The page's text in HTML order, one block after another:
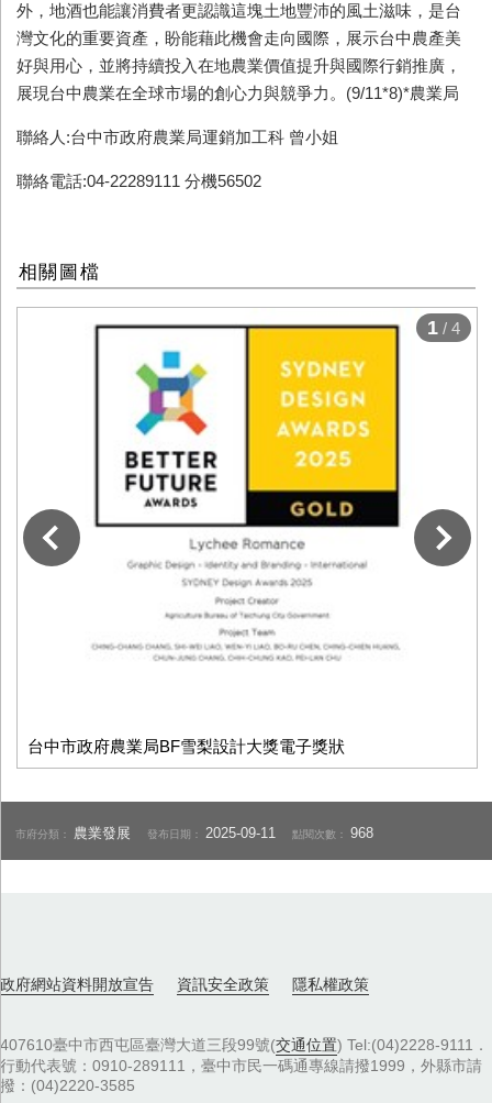
外，地酒也能讓消費者更認識這塊土地豐沛的風土滋味，是台
灣文化的重要資產，盼能藉此機會走向國際，展示台中農產美
好與用心，並將持續投入在地農業價值提升與國際行銷推廣，
展現台中農業在全球市場的創心力與競爭力。 (9/11*8)*農業局
聯絡人:台中市政府農業局運銷加工科 曾小姐
聯絡電話:04-22289111 分機56502
相關圖檔
台中市政府農業局BF雪梨設計大獎電子獎狀
1 / 4
市府分類： 農業發展 發布日期： 2025-09-11 點閱次數：968
政府網站資料開放宣告 資訊安全政策 隱私權政策
407610臺中市西屯區臺灣大道三段99號(交通位置) Tel:(04)2228-9111．
行動代表號：0910-289111，臺中市民一碼通專線請撥1999，外縣市請
撥：(04)2220-3585